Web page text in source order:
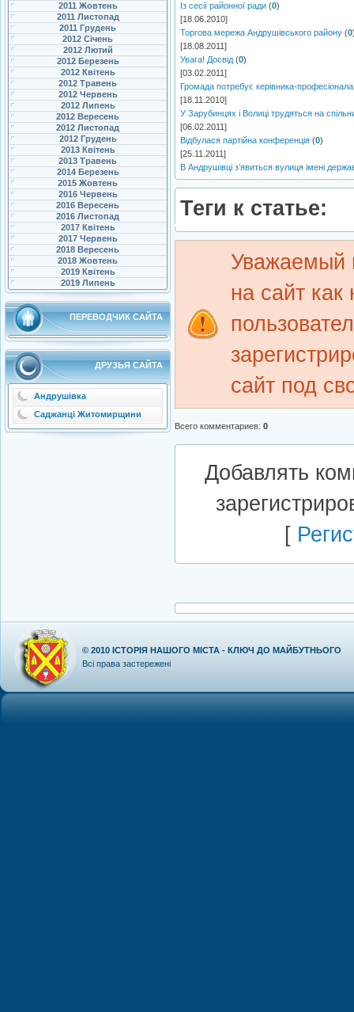
2011 Жовтень
2011 Листопад
2011 Грудень
2012 Січень
2012 Лютий
2012 Березень
2012 Квітень
2012 Травень
2012 Червень
2012 Липень
2012 Вересень
2012 Листопад
2012 Грудень
2013 Квітень
2013 Травень
2014 Березень
2015 Жовтень
2016 Червень
2016 Вересень
2016 Листопад
2017 Квітень
2017 Червень
2018 Вересень
2018 Жовтень
2019 Квітень
2019 Липень
ПЕРЕВОДЧИК САЙТА
ДРУЗЬЯ САЙТА
Андрушівка
Саджанці Житомирщини
Із сесії районної ради (0)
[18.06.2010]
Торгова мережа Андрушівського району (0
[18.08.2011]
Увага! Досвід (0)
[03.02.2011]
Громада потребує керівника-професіонала
[18.11.2010]
У Зарубинцях і Волиці трудяться на
[06.02.2011]
Відбулася партійна конференція (0)
[25.11.2011]
В Андрушівці з’явиться вулиця імені
Теги к статье:
Уважаемый
на сайт как
сайт под
Всего комментариев: 0
Добавлять
[
© 2010 ІСТОРІЯ НАШОГО МІСТА - КЛЮЧ ДО МАЙБУТНЬОГО
Всі права застережені